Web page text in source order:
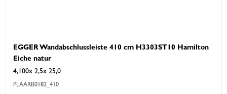
EGGER Wandabschlussleiste 410 cm H3303ST10 Hamilton
Eiche natur
4,100x 2,5x 25,0
PLAARB0182_410